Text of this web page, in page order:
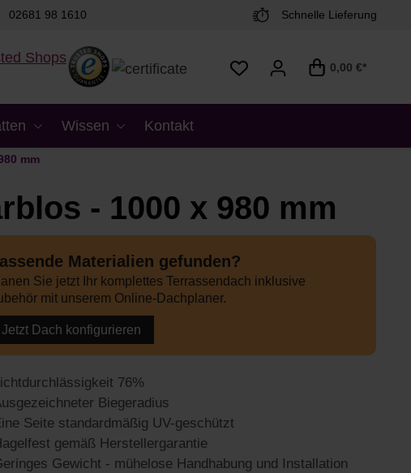
02681 98 1610 Schnelle Lieferung
0,00 €*
Wissen Kontakt
mm
- 1000 x 980 mm
Materialien gefunden?
Sie jetzt Ihr komplettes Terrassendach inklusive
mit unserem Online-Dachplaner.
Jetzt Dach konfigurieren
76%
Biegeradius
Seite standardmäßig UV-geschützt
gemäß Herstellergarantie
Gewicht - mühelose Handhabung und Installation